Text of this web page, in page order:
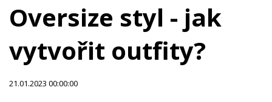
Oversize styl - jak
vytvořit outfity?
21.01.2023 00:00:00